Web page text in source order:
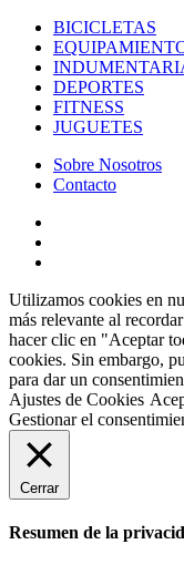
BICICLETAS
DEPORTES
FITNESS
JUGUETES
Sobre Nosotros
Contacto
Utilizamos cookies en
más relevante al
hacer clic en "Aceptar
cookies. Sin embargo,
para dar un
Ajustes de Cookies
Gestionar el
Cerrar
Resumen de la